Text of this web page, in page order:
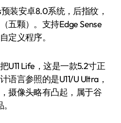
装安卓8.0系统，后指纹，
五颗）。支持Edge Sense
定义程序。
Life，这是一款5.2寸正
语言参照的是U11/U Ultra，
摄像头略有凸起，属于谷